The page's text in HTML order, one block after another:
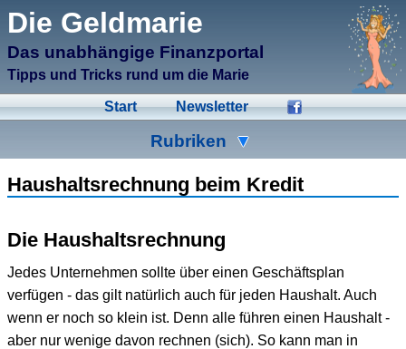
Die Geldmarie
Das unabhängige Finanzportal
Tipps und Tricks rund um die Marie
Start Newsletter
Rubriken
Energiesparen Fonds
Immobilien
Kleingeld Kredite Spartipps
Haushaltsrechnung beim Kredit
Die Haushaltsrechnung
Jedes Unternehmen sollte über einen Geschäftsplan
verfügen - das gilt natürlich auch für jeden Haushalt. Auch
wenn er noch so klein ist. Denn alle führen einen Haushalt -
aber nur wenige davon rechnen (sich). So kann man in
μCMS α1.6
Validate HTML
Validate CSS
Check Links
Manage Files
↑E
↑C Create New Page